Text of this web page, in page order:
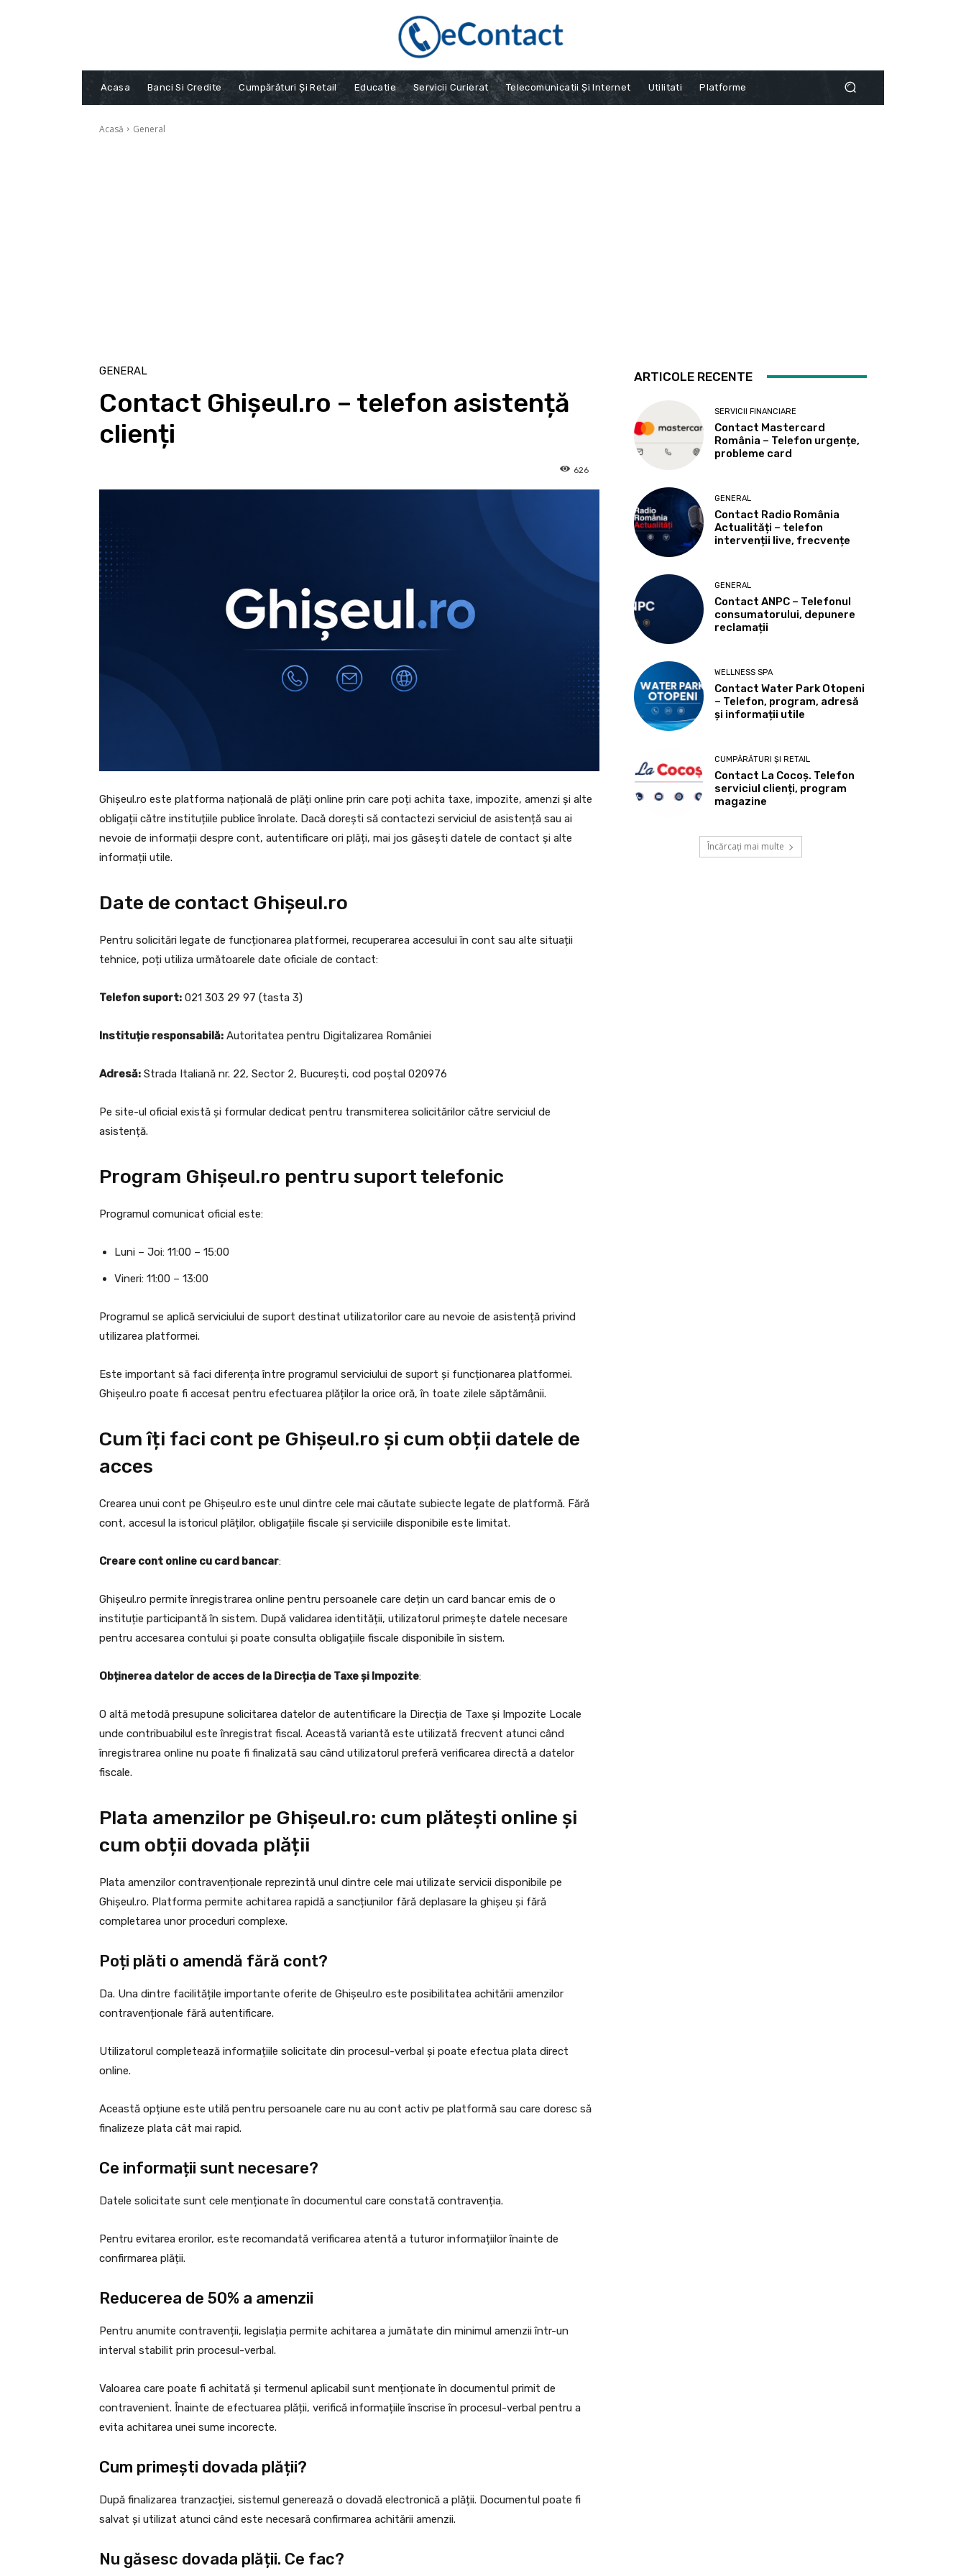
Acasa Banci Si Credite Cumpărături Și Retail Educatie Servicii Curierat Telecomunicatii Și Internet Utilitati Platforme
Acasă General
GENERAL
Contact Ghișeul.ro – telefon asistență
clienți
626
Ghișeul.ro este platforma națională de plăți online prin care poți achita taxe, impozite, amenzi și alte
obligații către instituțiile publice înrolate. Dacă dorești să contactezi serviciul de asistență sau ai
nevoie de informații despre cont, autentificare ori plăți, mai jos găsești datele de contact și alte
informații utile.
Date de contact Ghișeul.ro
Pentru solicitări legate de funcționarea platformei, recuperarea accesului în cont sau alte situații
tehnice, poți utiliza următoarele date oficiale de contact:
Telefon suport: 021 303 29 97 (tasta 3)
Instituție responsabilă: Autoritatea pentru Digitalizarea României
Adresă: Strada Italiană nr. 22, Sector 2, București, cod poștal 020976
Pe site-ul oficial există și formular dedicat pentru transmiterea solicitărilor către serviciul de
asistență.
Program Ghișeul.ro pentru suport telefonic
Programul comunicat oficial este:
Luni – Joi: 11:00 – 15:00
Vineri: 11:00 – 13:00
Programul se aplică serviciului de suport destinat utilizatorilor care au nevoie de asistență privind
utilizarea platformei.
Este important să faci diferența între programul serviciului de suport și funcționarea platformei.
Ghișeul.ro poate fi accesat pentru efectuarea plăților la orice oră, în toate zilele săptămânii.
Cum îți faci cont pe Ghișeul.ro și cum obții datele de
acces
Crearea unui cont pe Ghișeul.ro este unul dintre cele mai căutate subiecte legate de platformă. Fără
cont, accesul la istoricul plăților, obligațiile fiscale și serviciile disponibile este limitat.
Creare cont online cu card bancar:
Ghișeul.ro permite înregistrarea online pentru persoanele care dețin un card bancar emis de o
instituție participantă în sistem. După validarea identității, utilizatorul primește datele necesare
pentru accesarea contului și poate consulta obligațiile fiscale disponibile în sistem.
Obținerea datelor de acces de la Direcția de Taxe și Impozite:
O altă metodă presupune solicitarea datelor de autentificare la Direcția de Taxe și Impozite Locale
unde contribuabilul este înregistrat fiscal. Această variantă este utilizată frecvent atunci când
înregistrarea online nu poate fi finalizată sau când utilizatorul preferă verificarea directă a datelor
fiscale.
Plata amenzilor pe Ghișeul.ro: cum plătești online și
cum obții dovada plății
Plata amenzilor contravenționale reprezintă unul dintre cele mai utilizate servicii disponibile pe
Ghișeul.ro. Platforma permite achitarea rapidă a sancțiunilor fără deplasare la ghișeu și fără
completarea unor proceduri complexe.
Poți plăti o amendă fără cont?
Da. Una dintre facilitățile importante oferite de Ghișeul.ro este posibilitatea achitării amenzilor
contravenționale fără autentificare.
Utilizatorul completează informațiile solicitate din procesul-verbal și poate efectua plata direct
online.
Această opțiune este utilă pentru persoanele care nu au cont activ pe platformă sau care doresc să
finalizeze plata cât mai rapid.
Ce informații sunt necesare?
Datele solicitate sunt cele menționate în documentul care constată contravenția.
Pentru evitarea erorilor, este recomandată verificarea atentă a tuturor informațiilor înainte de
confirmarea plății.
Reducerea de 50% a amenzii
Pentru anumite contravenții, legislația permite achitarea a jumătate din minimul amenzii într-un
interval stabilit prin procesul-verbal.
Valoarea care poate fi achitată și termenul aplicabil sunt menționate în documentul primit de
contravenient. Înainte de efectuarea plății, verifică informațiile înscrise în procesul-verbal pentru a
evita achitarea unei sume incorecte.
Cum primești dovada plății?
După finalizarea tranzacției, sistemul generează o dovadă electronică a plății. Documentul poate fi
salvat și utilizat atunci când este necesară confirmarea achitării amenzii.
Nu găsesc dovada plății. Ce fac?
ARTICOLE RECENTE
SERVICII FINANCIARE
Contact Mastercard
România – Telefon urgențe,
probleme card
GENERAL
Contact Radio România
Actualități – telefon
intervenții live, frecvențe
GENERAL
Contact ANPC – Telefonul
consumatorului, depunere
reclamații
WELLNESS SPA
Contact Water Park Otopeni
– Telefon, program, adresă
și informații utile
CUMPĂRĂTURI ȘI RETAIL
Contact La Cocoș. Telefon
serviciul clienți, program
magazine
Încărcați mai multe